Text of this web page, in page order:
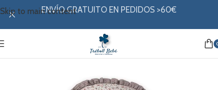
Skip to main contentENVÍO GRATUITO EN PEDIDOS >60€
Sacos buga